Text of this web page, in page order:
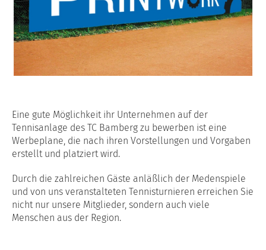
Eine gute Möglichkeit ihr Unternehmen auf der
Tennisanlage des TC Bamberg zu bewerben ist eine
Werbeplane, die nach ihren Vorstellungen und Vorgaben
erstellt und platziert wird.
Durch die zahlreichen Gäste anläßlich der Medenspiele
und von uns veranstalteten Tennisturnieren erreichen Sie
nicht nur unsere Mitglieder, sondern auch viele
Menschen aus der Region.